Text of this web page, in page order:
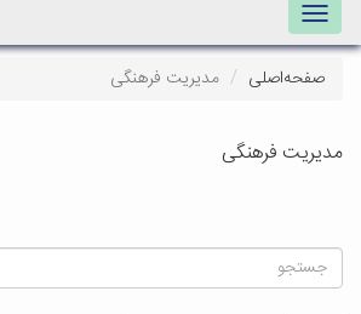
Toggle navigation
صفحه‌اصلی مدیریت فرهنگی
مدیریت فرهنگی